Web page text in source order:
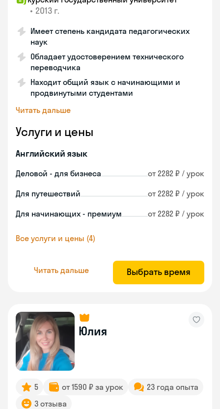
• 2013 г.
Имеет степень кандидата педагогических
наук
Обладает удостоверением технического
переводчика
Находит общий язык с начинающими и
продвинутыми студентами
Читать дальше
Услуги и цены
Английский язык
Деловой - для бизнеса от 2282 ₽ / урок
Для путешествий от 2282 ₽ / урок
Для начинающих - премиум от 2282 ₽ / урок
Все услуги и цены (4)
Читать дальше Выбрать время
Юлия
5 от 1590 ₽ за урок
23 года опыта
3 отзыва